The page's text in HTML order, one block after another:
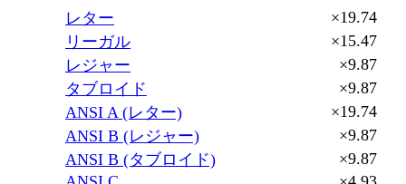
レター
×19.74
リーガル
×15.47
レジャー
×9.87
タブロイド
×9.87
ANSI A (レター)
×19.74
ANSI B (レジャー)
×9.87
ANSI B (タブロイド)
×9.87